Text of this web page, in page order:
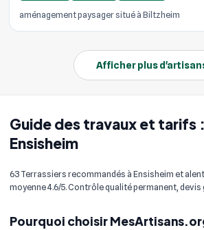
Guide des travaux et tarifs
Ensisheim
63 Terrassiers recommandés à Ensisheim et
moyenne 4.6/5. Contrôle qualité permanent, devis
Pourquoi choisir
aménagement paysager situé à Biltzheim
Afficher plus